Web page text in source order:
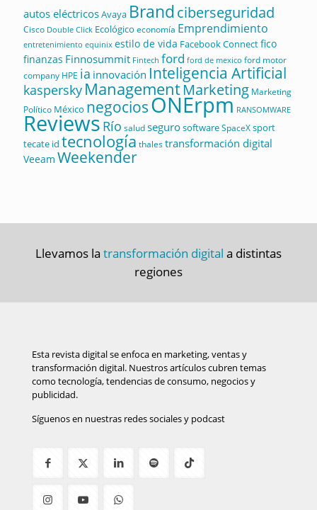
autos eléctricosAvaya Brandciberseguridad
Cisco Double Click Ecológico economía Emprendimiento
entretenimiento equinix estilo de vida Facebook Connectfico
finanzas Finnosummit Fintech ford ford de mexico ford motor
company HPE ia innovación Inteligencia Artificial
kaspersky ManagementMarketing Marketing
Político México negociosONErpm RANSOMWARE
Reviews Río saludsegurosoftwareSpaceXsport
tecate id tecnología thalestransformación digital
Veeam Weekender
Llevamos la transformación digital a distintas
regiones
Esta revista digital se enfoca en marketing, ventas y
transformación digital. Nuestros artículos cubren temas
como tecnología, tendencias de consumo, negocios y
publicidad.
Síguenos en nuestras redes sociales y podcast